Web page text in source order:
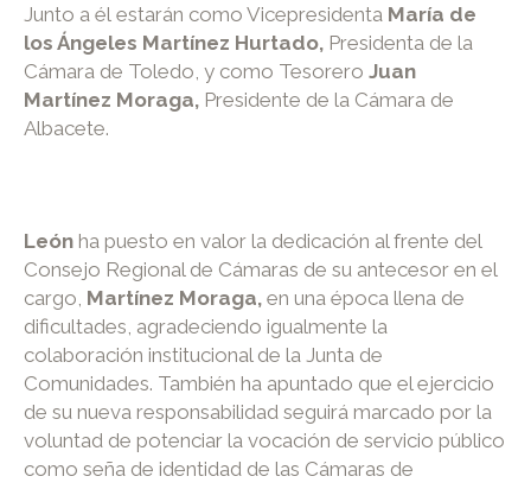
Junto a él estarán como Vicepresidenta María de
los Ángeles Martínez Hurtado, Presidenta de la
Cámara de Toledo, y como Tesorero Juan
Martínez Moraga, Presidente de la Cámara de
Albacete.
León ha puesto en valor la dedicación al frente del
Consejo Regional de Cámaras de su antecesor en el
cargo, Martínez Moraga, en una época llena de
dificultades, agradeciendo igualmente la
colaboración institucional de la Junta de
Comunidades. También ha apuntado que el ejercicio
de su nueva responsabilidad seguirá marcado por la
voluntad de potenciar la vocación de servicio público
como seña de identidad de las Cámaras de